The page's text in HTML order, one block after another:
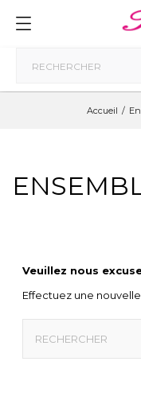
Accueil
Veuillez nous
Effectuez une